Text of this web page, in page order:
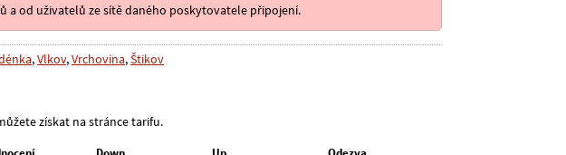
a od uživatelů ze sítě daného poskytovatele připojení.
,Vlkov,Vrchovina,Štikov
získat na stránce tarifu.